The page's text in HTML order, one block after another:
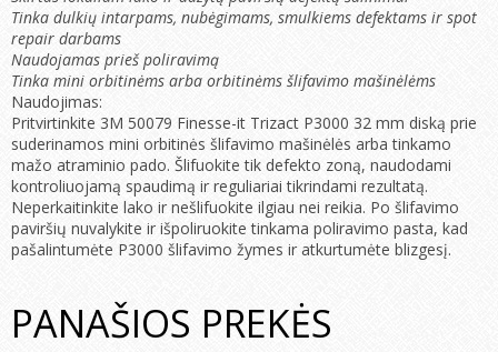
Tinka dulkių intarpams, nubėgimams, smulkiems defektams ir spot
repair darbams
Naudojamas prieš poliravimą
Tinka mini orbitinėms arba orbitinėms šlifavimo mašinėlėms
Naudojimas:
Pritvirtinkite 3M 50079 Finesse-it Trizact P3000 32 mm diską prie
suderinamos mini orbitinės šlifavimo mašinėlės arba tinkamo
mažo atraminio pado. Šlifuokite tik defekto zoną, naudodami
kontroliuojamą spaudimą ir reguliariai tikrindami rezultatą.
Neperkaitinkite lako ir nešlifuokite ilgiau nei reikia. Po šlifavimo
paviršių nuvalykite ir išpoliruokite tinkama poliravimo pasta, kad
pašalintumėte P3000 šlifavimo žymes ir atkurtumėte blizgesį.
PANAŠIOS PREKĖS